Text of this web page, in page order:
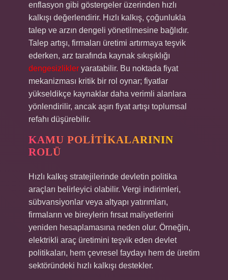
enflasyon gibi göstergeler üzerinden hızlı
kalkışı değerlendirir. Hızlı kalkış, çoğunlukla
talep ve arzın dengeli yönetilmesine bağlıdır.
Talep artışı, firmaları üretimi artırmaya teşvik
ederken, arz tarafında kaynak sıkışıklığı
dengesizlikler yaratabilir. Bu noktada fiyat
mekanizması kritik bir rol oynar; fiyatlar
yükseldikçe kaynaklar daha verimli alanlara
yönlendirilir, ancak aşırı fiyat artışı toplumsal
refahı düşürebilir.
KAMU POLITIKALARININ
ROLÜ
Hızlı kalkış stratejilerinde devletin politika
araçları belirleyici olabilir. Vergi indirimleri,
sübvansiyonlar veya altyapı yatırımları,
firmaların ve bireylerin fırsat maliyetlerini
yeniden hesaplamasına neden olur. Örneğin,
elektrikli araç üretimini teşvik eden devlet
politikaları, hem çevresel faydayı hem de üretim
sektöründeki hızlı kalkışı destekler.